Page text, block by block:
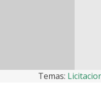
Temas: